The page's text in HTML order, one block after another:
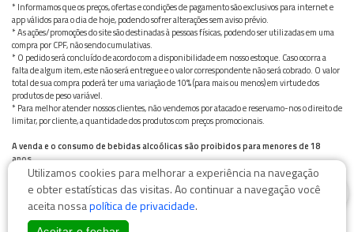
* Informamos que os preços, ofertas e condições de pagamento são exclusivos para internet e
app válidos para o dia de hoje, podendo sofrer alterações sem aviso prévio.
* As ações/promoções do site são destinadas à pessoas físicas, podendo ser utilizadas em uma
compra por CPF, não sendo cumulativas.
* O pedido será concluído de acordo com a disponibilidade em nosso estoque. Caso ocorra a
falta de algum item, este não será entregue e o valor correspondente não será cobrado. O valor
total de sua compra poderá ter uma variação de 10% (para mais ou menos) em virtude dos
produtos de peso variável.
* Para melhor atender nossos clientes, não vendemos por atacado e reservamo-nos o direito de
limitar, por cliente, a quantidade dos produtos com preços promocionais.
A venda e o consumo de bebidas alcoólicas são proibidos para menores de 18
anos.
Bebida alcoólica pode causar dependência química e, em excesso, provoca graves males à saúde.
Beba com moderação
Utilizamos cookies para melhorar a experiência na navegação
e obter estatísticas das visitas. Ao continuar a navegação você
aceita nossapolítica de privacidade.